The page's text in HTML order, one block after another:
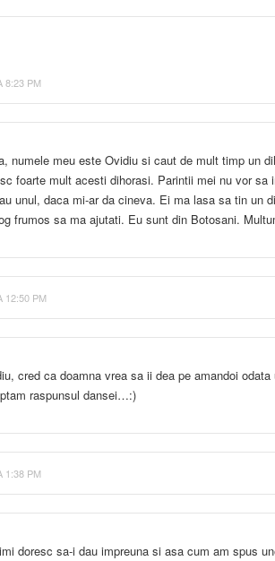
8:23 PM
numele meu este Ovidiu si caut de mult timp un
foarte mult acesti dihorasi. Parintii mei nu vor sa
unul, daca mi-ar da cineva. Ei ma lasa sa tin un
frumos sa ma ajutati. Eu sunt din Botosani.
12:50 PM
cred ca doamna vrea sa ii dea pe amandoi
raspunsul dansei…:)
1:38 PM
doresc sa-i dau impreuna si asa cum am spus